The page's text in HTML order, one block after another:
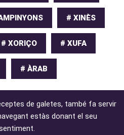
de galetes, també fa servir
estàs donant el seu
# XINÈS
# XORIÇO # XUFA
# ÀRAB